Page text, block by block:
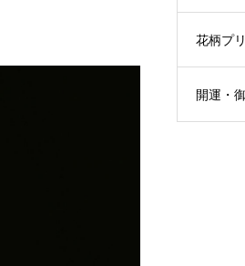
花柄プ
開運・